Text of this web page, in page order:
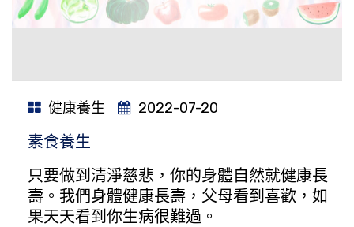
健康養生 2022-07-20
素食養生
只要做到清淨慈悲，你的身體自然就健康長
壽。我們身體健康長壽，父母看到喜歡，如
果天天看到你生病很難過。